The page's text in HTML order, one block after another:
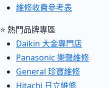
維修收費參考表
⭐ 熱門品牌專區
Daikin 大金專門店
Panasonic 樂聲維修
General 珍寶維修
Hitachi 日立維修